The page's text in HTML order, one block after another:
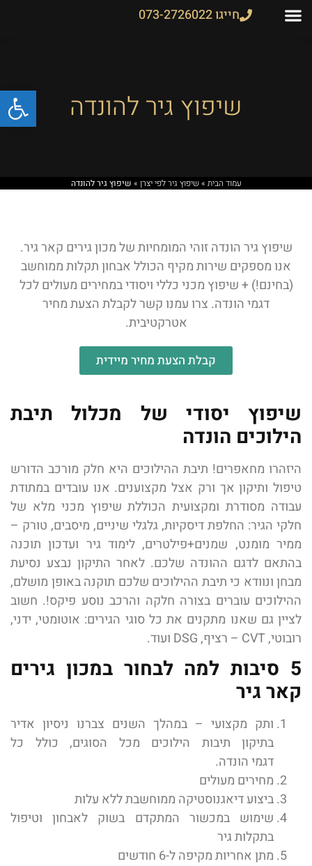
חייגו 073-2726022
שיפוץ גיר להונדה
עמוד הבית »שיפוץ גיר לפי יצרן » שיפוץ גיר להונדה
שיפוץ גיר הונדה זוהי המומחיות של מכון גירים קאר גיר.
אנו מספקים שירות מקיף הכולל אבחון תקלות ממוחשב
(בחינם!) + שיפוץ מכני כללי ויסודי במחירים מעולים לכל
דגמי הונדה. צרו עמנו קשר לקבלת הצעת מחיר
אטרקטיבית.
קבלת הצעת מחיר מיידית
שיפוץ יסודי של מכלול תיבת
הילוכים הונדה
היזהרו מחאפרים! תיבת ההילוכים היא חלק מורכב הדורש
טיפול ותיקון אך ורק אצל מקצוענים. אנו עובדים במתודת
עבודה מסודרת ומקצועית הכוללת שיפוץ מכני מלא של
חלקי הגיר: החלפת דיסקיות, גלגלי שיניים, מיסבים, טורק –
ממיר מומנט, שמנים+פילטרים, לימוד גיר ועדכון תוכנה
בהתאם לדגם ההונדה שלכם. לאחר התיקון נבצע נסיעת
מבחן ונוודא כי תיבת ההילוכים שלכם תוקנה באופן מושלם,
ההילוכים עוברים בצורה חלקה והרכב נוסע פיקס!. חשוב
לציין גם שאנו מתקנים את כל סוגי הגירים: אוטומטי, ידני,
רובוטי, CVT – רציף, DSG ועוד.
5 סיבות למה לבחור במכון גירים
קאר גיר
ותק מקצועי – במהלך השנים צברנו ניסיון אדיר
בתיקון תיבות הילוכים מכל הסוגים, כולל כל
דגמי הונדה.
מחירים מעולים
ביצוע דיאגנוסטיקה ממוחשבת ללא עלות
שימוש במכשור המתקדם בשוק לאבחון וטיפול
בתקלות גיר
מתן אחריות מקיפה ל-6 חודשים